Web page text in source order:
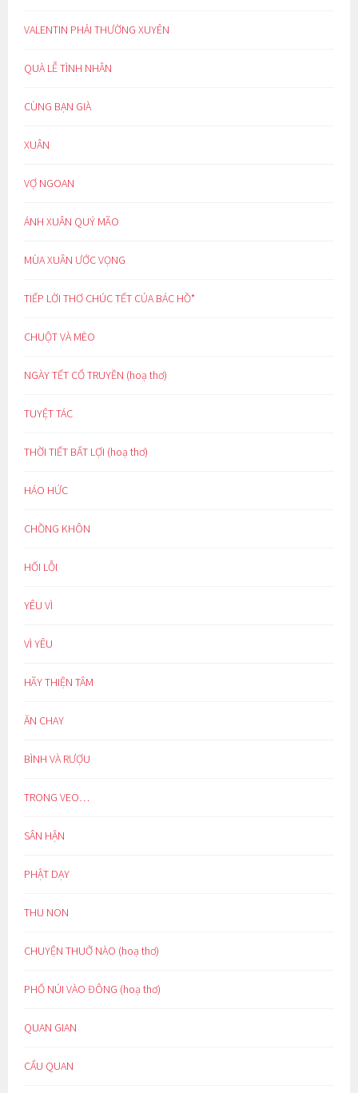
VALENTIN PHẢI THƯỜNG XUYÊN
QUÀ LỄ TÌNH NHÂN
CÙNG BẠN GIÀ
XUÂN
VỢ NGOAN
ÁNH XUÂN QUÝ MÃO
MÙA XUÂN ƯỚC VỌNG
TIẾP LỜI THƠ CHÚC TẾT CỦA BÁC HỒ*
CHUỘT VÀ MÈO
NGÀY TẾT CỔ TRUYỀN (hoạ thơ)
TUYỆT TÁC
THỜI TIẾT BẤT LỢI (hoạ thơ)
HÁO HỨC
CHỒNG KHÔN
HỐI LỖI
YÊU VÌ
VÌ YÊU
HÃY THIỆN TÂM
ĂN CHAY
BÌNH VÀ RƯỢU
TRONG VEO…
SÂN HẬN
PHẬT DẠY
THU NON
CHUYỆN THUỞ NÀO (hoạ thơ)
PHỐ NÚI VÀO ĐÔNG (hoạ thơ)
QUAN GIAN
CẨU QUAN